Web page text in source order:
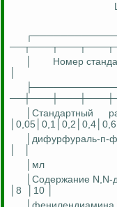
Номер
│Стандартный
дифурфураль-п-
│мл
│Содержание N,N-
│8
│10 │